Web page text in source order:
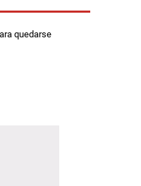
quedarse